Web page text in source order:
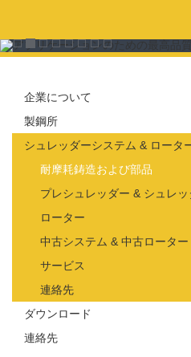
企業について
製鋼所
シュレッダーシステム & ロータ
耐摩耗鋳造および部品
プレシュレッダー & シュレ
ローター
中古システム & 中古ローター
サービス
連絡先
ダウンロード
連絡先